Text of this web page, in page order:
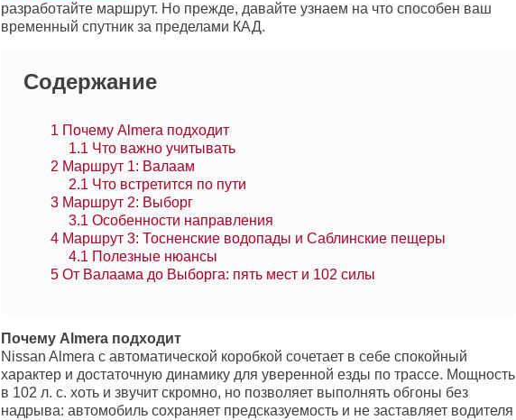
разработайте маршрут. Но прежде, давайте узнаем на что способен ваш
временный спутник за пределами КАД.
Содержание
1 Почему Almera подходит
1.1 Что важно учитывать
2 Маршрут 1: Валаам
2.1 Что встретится по пути
3 Маршрут 2: Выборг
3.1 Особенности направления
4 Маршрут 3: Тосненские водопады и Саблинские пещеры
4.1 Полезные нюансы
5 От Валаама до Выборга: пять мест и 102 силы
Почему Almera подходит
Nissan Almera с автоматической коробкой сочетает в себе спокойный
характер и достаточную динамику для уверенной езды по трассе. Мощность
в 102 л. с. хоть и звучит скромно, но позволяет выполнять обгоны без
надрыва: автомобиль сохраняет предсказуемость и не заставляет водителя